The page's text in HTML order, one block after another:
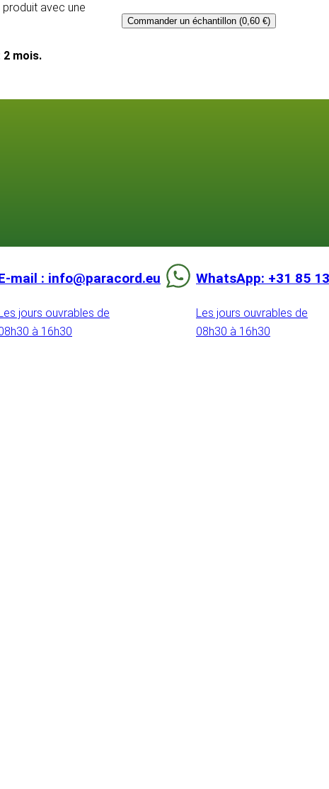
avec une
2 mois.
Commander un échantillon (0,60 €)
mail : info@paracord.eu
jours ouvrables de
à 16h30
WhatsApp: +31 85
Les jours ouvrables de
08h30 à 16h30